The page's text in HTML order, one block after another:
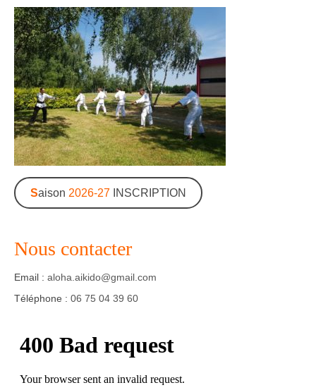
L’association
Aïkido
L’aïkido
Les Grades
Jo Suburi
Kata 31
Lexique
Agenda – Inscription
Inscription en ligne
Photos-Presse
Saison 2026-27INSCRIPTION
Nous contacter
Email : aloha.aikido@gmail.com
Téléphone : 06 75 04 39 60